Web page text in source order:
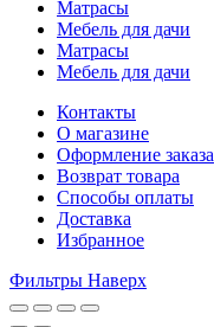
Матрасы
Мебель для дачи
Матрасы
Мебель для дачи
Контакты
О магазине
Оформление заказа
Возврат товара
Способы оплаты
Доставка
Избранное
Фильтры Наверх